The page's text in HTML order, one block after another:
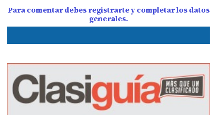
Para comentar debes registrarte y completar los datos
generales.